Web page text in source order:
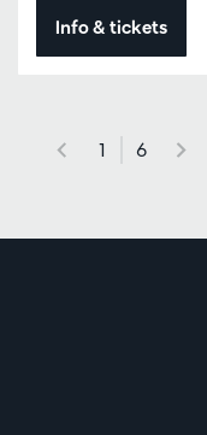
Info & tickets
1 6